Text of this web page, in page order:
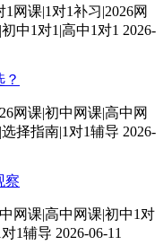
网课|1对1补习|2026网
中1对1|高中1对1 2026-
网课|初中网课|高中网
择指南|1对1辅导 2026-
察
网课|高中网课|初中1对
1辅导 2026-06-11